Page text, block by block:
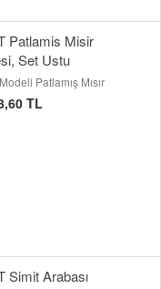
Patlamis Misir
Set Ustu
Patlamış Mısır
TL
Simit Arabası